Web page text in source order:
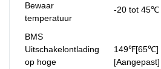
Bewaar
temperatuur
-20 tot 45℃
BMS
Uitschakelontlading
op hoge
149℉[65℃]
[Aangepast]